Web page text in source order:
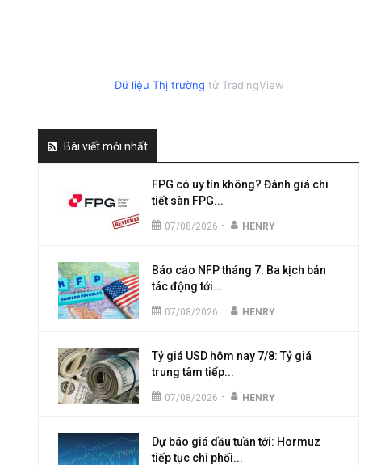
Dữ liệu Thị trường từ TradingView
Bài viết mới nhất
FPG có uy tín không? Đánh giá chi
tiết sàn FPG...
07/08/2026 - HENRY
Báo cáo NFP tháng 7: Ba kịch bản
tác động tới...
07/08/2026 - HENRY
Tỷ giá USD hôm nay 7/8: Tỷ giá
trung tâm tiếp...
07/08/2026 - HENRY
Dự báo giá dầu tuần tới: Hormuz
tiếp tục chi phối...